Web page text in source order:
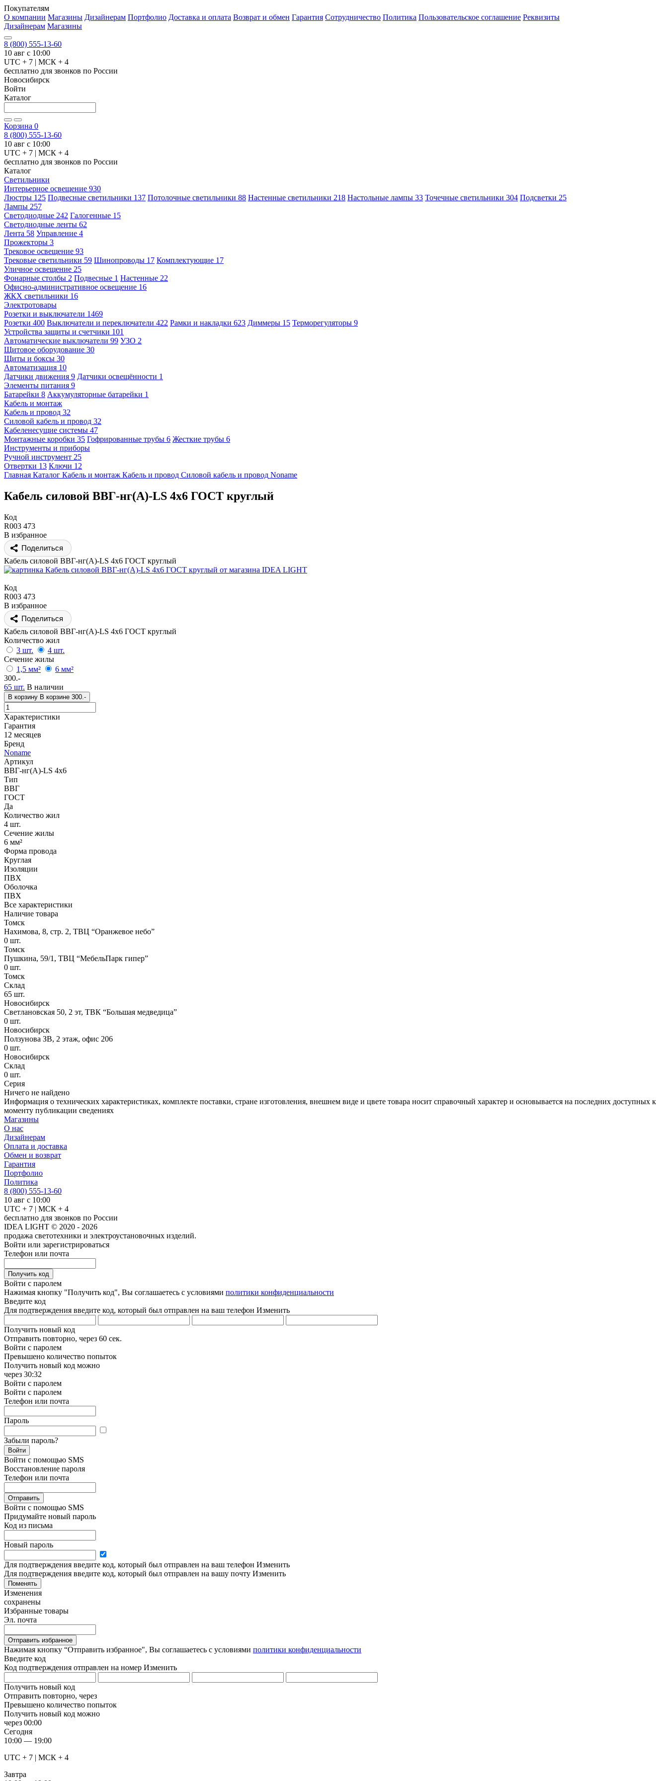
Покупателям
О компании Магазины Дизайнерам Портфолио Доставка и оплата Возврат и обмен Гарантия Сотрудничество Политика Пользовательское соглашение Реквизиты
Дизайнерам Магазины
8 (800) 555-13-60
10 авг с 10:00
UTC + 7 | МСК + 4
бесплатно для звонков по России
Новосибирск
Войти
Каталог
Корзина 0
8 (800) 555-13-60
10 авг с 10:00
UTC + 7 | МСК + 4
бесплатно для звонков по России
Каталог
Светильники
Интерьерное освещение 930
Люстры 125 Подвесные светильники 137 Потолочные светильники 88 Настенные светильники 218 Настольные лампы 33 Точечные светильники 304 Подсветки 25
Лампы 257
Светодиодные 242 Галогенные 15
Светодиодные ленты 62
Лента 58 Управление 4
Прожекторы 3
Трековое освещение 93
Трековые светильники 59 Шинопроводы 17 Комплектующие 17
Уличное освещение 25
Фонарные столбы 2 Подвесные 1 Настенные 22
Офисно-административное освещение 16
ЖКХ светильники 16
Электротовары
Розетки и выключатели 1469
Розетки 400 Выключатели и переключатели 422 Рамки и накладки 623 Диммеры 15 Терморегуляторы 9
Устройства защиты и счетчики 101
Автоматические выключатели 99 УЗО 2
Щитовое оборудование 30
Щиты и боксы 30
Автоматизация 10
Датчики движения 9 Датчики освещённости 1
Элементы питания 9
Батарейки 8 Аккумуляторные батарейки 1
Кабель и монтаж
Кабель и провод 32
Силовой кабель и провод 32
Кабеленесущие системы 47
Монтажные коробки 35 Гофрированные трубы 6 Жесткие трубы 6
Инструменты и приборы
Ручной инструмент 25
Отвертки 13 Ключи 12
Главная Каталог Кабель и монтаж Кабель и провод Силовой кабель и провод Noname
Кабель силовой ВВГ-нг(А)-LS 4x6 ГОСТ круглый
Код
R003 473
В избранное
Поделиться
Кабель силовой ВВГ-нг(А)-LS 4x6 ГОСТ круглый
Код
R003 473
В избранное
Поделиться
Кабель силовой ВВГ-нг(А)-LS 4x6 ГОСТ круглый
Количество жил
3 шт.
4 шт.
Сечение жилы
1,5 мм²
6 мм²
300.-
65 шт. В наличии
В корзину В корзине 300.-
Характеристики
Гарантия
12 месяцев
Бренд
Noname
Артикул
ВВГ-нг(А)-LS 4x6
Тип
ВВГ
ГОСТ
Да
Количество жил
4 шт.
Сечение жилы
6 мм²
Форма провода
Круглая
Изоляции
ПВХ
Оболочка
ПВХ
Все характеристики
Наличие товара
Томск
Нахимова, 8, стр. 2​, ТВЦ “Оранжевое небо​”
0 шт.
Томск
Пушкина, 59/1, ТВЦ “МебельПарк гипер”
0 шт.
Томск
Склад
65 шт.
Новосибирск
Светлановская 50, 2 эт, ТВК “Большая медведица”
0 шт.
Новосибирск
Ползунова ЗВ, 2 этаж, офис 206
0 шт.
Новосибирск
Склад
0 шт.
Серия
Ничего не найдено
Информация о технических характеристиках, комплекте поставки, стране изготовления, внешнем виде и цвете товара носит справочный характер и основывается на последних доступных к
моменту публикации сведениях
Магазины
О нас
Дизайнерам
Оплата и доставка
Обмен и возврат
Гарантия
Портфолио
Политика
8 (800) 555-13-60
10 авг с 10:00
UTC + 7 | МСК + 4
бесплатно для звонков по России
IDEA LIGHT © 2020 - 2026
продажа светотехники и электроустановочных изделий.
Войти или зарегистрироваться
Телефон или почта
Получить код
Войти с паролем
Нажимая кнопку "Получить код", Вы соглашаетесь с условиями политики конфиденциальности
Введите код
Для подтверждения введите код, который был отправлен на ваш телефон Изменить
Получить новый код
Отправить повторно, через 60 сек.
Войти с паролем
Превышено количество попыток
Получить новый код можно
через 30:32
Войти с паролем
Войти с паролем
Телефон или почта
Пароль
Забыли пароль?
Войти
Войти с помощью SMS
Восстановление пароля
Телефон или почта
Отправить
Войти с помощью SMS
Придумайте новый пароль
Код из письма
Новый пароль
Для подтверждения введите код, который был отправлен на ваш телефон Изменить
Для подтверждения введите код, который был отправлен на вашу почту Изменить
Поменять
Изменения
сохранены
Избранные товары
Эл. почта
Отправить избранное
Нажимая кнопку “Отправить избранное", Вы соглашаетесь c условиями политики конфиденциальности
Введите код
Код подтверждения отправлен на номер Изменить
Получить новый код
Отправить повторно, через
Превышено количество попыток
Получить новый код можно
через 00:00
Сегодня
10:00 — 19:00
UTC + 7 | МСК + 4
Завтра